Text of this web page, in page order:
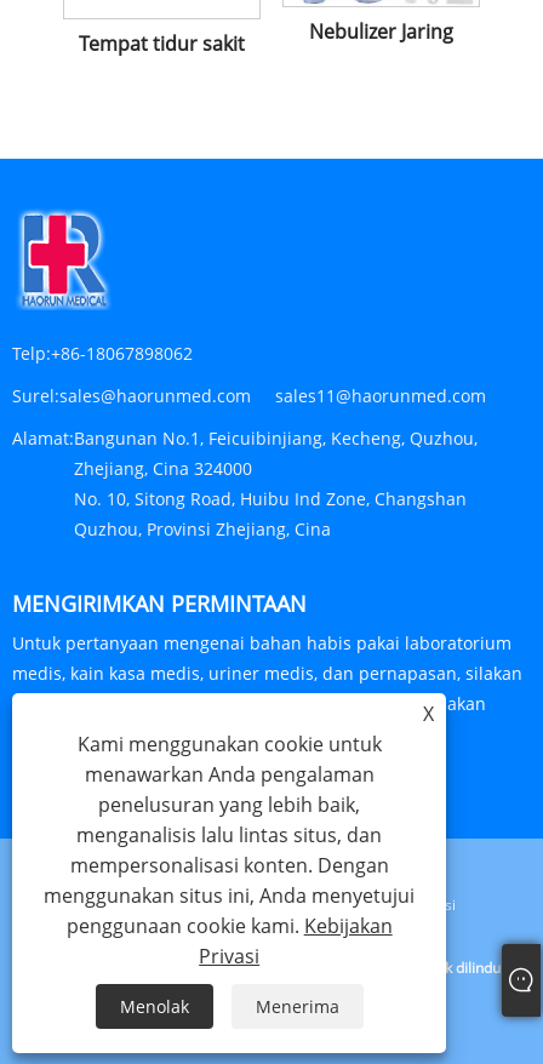
Tempat tidur sakit Nebulizer Jaring
Telp:+86-18067898062
Surel:sales@haorunmed.com sales11@haorunmed.com
Alamat:Bangunan No.1, Feicuibinjiang, Kecheng, Quzhou,
Zhejiang, Cina 324000
No. 10, Sitong Road, Huibu Ind Zone, Changshan
Quzhou, Provinsi Zhejiang, Cina
MENGIRIMKAN PERMINTAAN
Untuk pertanyaan mengenai bahan habis pakai laboratorium
medis, kain kasa medis, uriner medis, dan pernapasan, silakan
tinggalkan alamat email Anda kepada kami dan kami akan
menghubungi Anda dalam waktu 24 jam.
PERTANYAAN SEKARANG
Links Sitemap RSS XML Kebijakan Privasi
Hak Cipta © 2024 Haorun Medical Dressing Co., Ltd. Semua hak dilindungi
undang -undang.
X
Kami menggunakan cookie untuk
menawarkan Anda pengalaman
penelusuran yang lebih baik,
menganalisis lalu lintas situs, dan
mempersonalisasi konten. Dengan
menggunakan situs ini, Anda menyetujui
penggunaan cookie kami. Kebijakan
Privasi
Menolak Menerima